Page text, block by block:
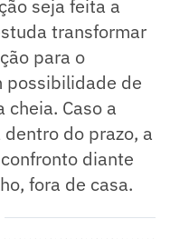
seja feita a
transformar
para o
possibilidade de
cheia. Caso a
do prazo, a
diante
fora de casa.